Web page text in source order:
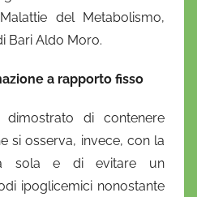
del Metabolismo,
Bari Aldo Moro.
a rapporto fisso
dimostrato di contenere
si osserva, invece, con la
sola e di evitare un
ipoglicemici nonostante